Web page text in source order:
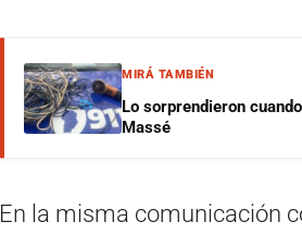
MIRÁ TAMBIÉN
Lo sorprendieron
Massé
En la misma comunicación